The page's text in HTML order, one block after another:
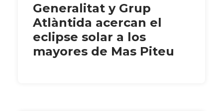
Generalitat y Grup
Atlàntida acercan el
eclipse solar a los
mayores de Mas Piteu